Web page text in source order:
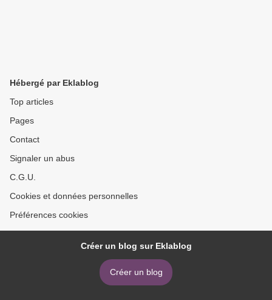
Hébergé par Eklablog
Top articles
Pages
Contact
Signaler un abus
C.G.U.
Cookies et données personnelles
Préférences cookies
Créer un blog sur Eklablog
Créer un blog